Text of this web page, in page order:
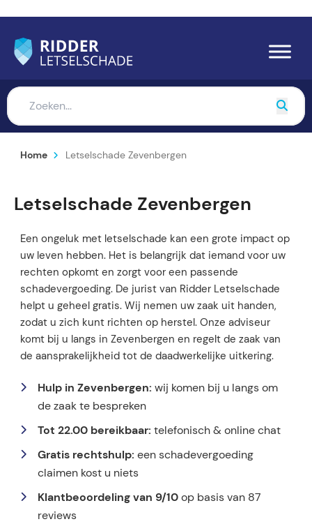
Home Letselschade Zevenbergen
Letselschade Zevenbergen
Een ongeluk met letselschade kan een grote impact op
uw leven hebben. Het is belangrijk dat iemand voor uw
rechten opkomt en zorgt voor een passende
schadevergoeding. De jurist van Ridder Letselschade
helpt u geheel gratis. Wij nemen uw zaak uit handen,
zodat u zich kunt richten op herstel. Onze adviseur
komt bij u langs in Zevenbergen en regelt de zaak van
de aansprakelijkheid tot de daadwerkelijke uitkering.
Hulp in Zevenbergen: wij komen bij u langs om
de zaak te bespreken
Tot 22.00 bereikbaar: telefonisch & online chat
Gratis rechtshulp: een schadevergoeding
claimen kost u niets
Klantbeoordeling van 9/10op basis van 87
reviews